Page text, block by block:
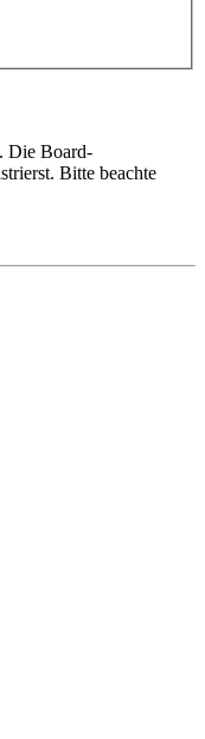
Die Board-
Bitte beachte